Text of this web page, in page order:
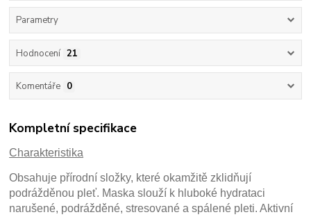
Parametry
Hodnocení 21
Komentáře 0
Kompletní specifikace
Charakteristika
Obsahuje přírodní složky, které okamžitě zklidňují
podrážděnou pleť. Maska slouží k hluboké hydrataci
narušené, podrážděné, stresované a spálené pleti. Aktivní